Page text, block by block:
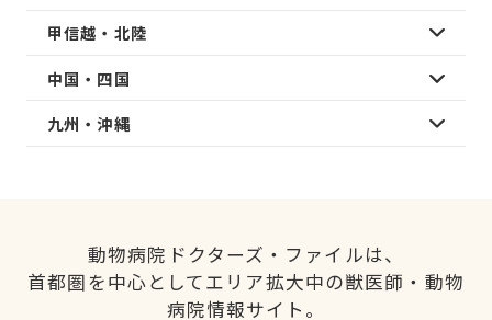
甲信越・北陸
中国・四国
九州・沖縄
動物病院ドクターズ・ファイルは、
首都圏を中心としてエリア拡大中の獣医師・動物
病院情報サイト。